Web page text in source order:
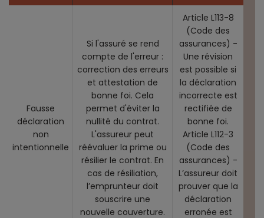
Fausse
déclaration
non
intentionnelle
Si l'assuré se rend
compte de l'erreur :
correction des erreurs
et attestation de
bonne foi. Cela
permet d'éviter la
nullité du contrat.
L'assureur peut
réévaluer la prime ou
résilier le contrat. En
cas de résiliation,
l’emprunteur doit
souscrire une
nouvelle couverture.
Article L113-8
(Code des
assurances) -
Une révision
est possible si
la déclaration
incorrecte est
rectifiée de
bonne foi.
Article L112-3
(Code des
assurances) -
L’assureur doit
prouver que la
déclaration
erronée est